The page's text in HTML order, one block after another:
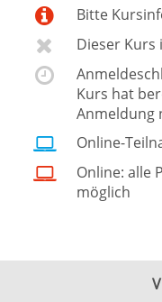
Bitte
Dieser
Kurs hat
Anmeldung
Online-
Online: alle
möglich